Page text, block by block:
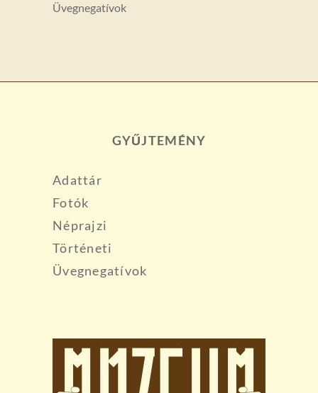
Üvegnegatívok
GYŰJTEMÉNY
Adattár
Fotók
Néprajzi
Történeti
Üvegnegatívok